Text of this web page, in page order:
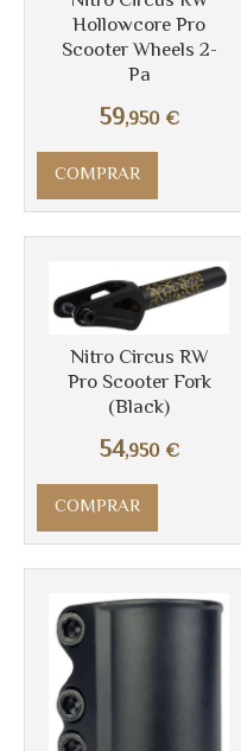
Hollowcore Pro
Scooter Wheels 2-
Pa
59,950 €
COMPRAR
Nitro Circus RW
Pro Scooter Fork
(Black)
54,950 €
COMPRAR
Más info